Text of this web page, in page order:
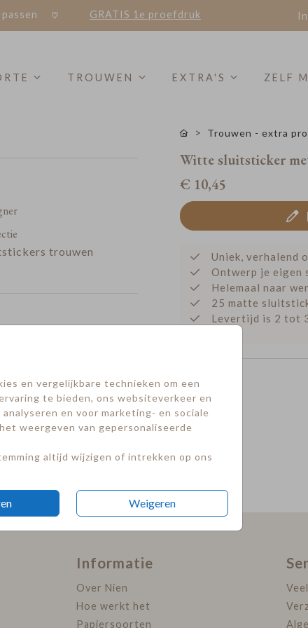
GRATIS 1e proefdruk
TROUWEN EXTRA'S ZELF
en vergelijkbare technieken om een
te bieden, ons websiteverkeer en
en voor marketing- en sociale
weergeven van gepersonaliseerde
altijd wijzigen of intrekken op ons
Weigeren
trouwen
Trouwen - extra
Witte sluitsticker
€ 10,45
Uniek, verhalend
Ontwerp je eigen
Helemaal naar
25 matte
Levertijd is 2 tot
Informatie
Over Nien
Hoe werkt het
Papiersoorten